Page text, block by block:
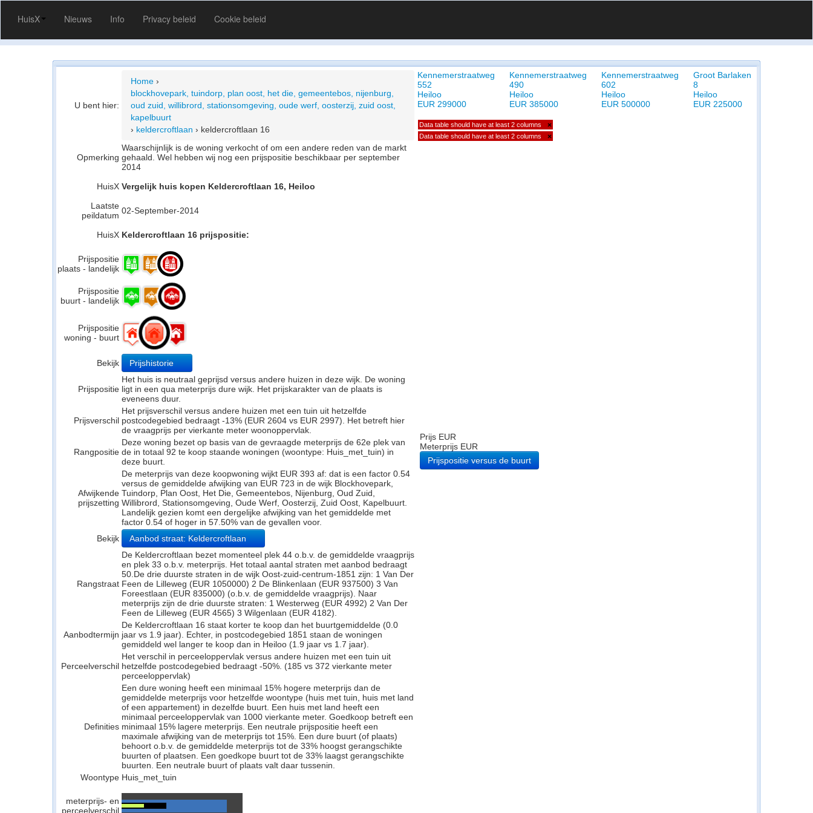
HuisX Nieuws Info Privacy beleid Cookie beleid
U bent hier:
Home ›
blockhovepark, tuindorp, plan oost, het die, gemeentebos, nijenburg,
oud zuid, willibrord, stationsomgeving, oude werf, oosterzij, zuid oost,
kapelbuurt
› keldercroftlaan › keldercroftlaan 16
Opmerking
Waarschijnlijk is de woning verkocht of om een andere reden van de markt
gehaald. Wel hebben wij nog een prijspositie beschikbaar per september
2014
HuisX Vergelijk huis kopen Keldercroftlaan 16, Heiloo
Laatste
peildatum 02-September-2014
HuisX Keldercroftlaan 16 prijspositie:
Prijspositie
plaats - landelijk
Prijspositie
buurt - landelijk
Prijspositie
woning - buurt
Bekijk Prijshistorie
Prijspositie
Het huis is neutraal geprijsd versus andere huizen in deze wijk. De woning
ligt in een qua meterprijs dure wijk. Het prijskarakter van de plaats is
eveneens duur.
Prijsverschil
Het prijsverschil versus andere huizen met een tuin uit hetzelfde
postcodegebied bedraagt -13% (EUR 2604 vs EUR 2997). Het betreft hier
de vraagprijs per vierkante meter woonoppervlak.
Rangpositie
Deze woning bezet op basis van de gevraagde meterprijs de 62e plek van
de in totaal 92 te koop staande woningen (woontype: Huis_met_tuin) in
deze buurt.
Afwijkende
prijszetting
De meterprijs van deze koopwoning wijkt EUR 393 af: dat is een factor 0.54
versus de gemiddelde afwijking van EUR 723 in de wijk Blockhovepark,
Tuindorp, Plan Oost, Het Die, Gemeentebos, Nijenburg, Oud Zuid,
Willibrord, Stationsomgeving, Oude Werf, Oosterzij, Zuid Oost, Kapelbuurt.
Landelijk gezien komt een dergelijke afwijking van het gemiddelde met
factor 0.54 of hoger in 57.50% van de gevallen voor.
Bekijk
Aanbod straat: Keldercroftlaan
Rangstraat
De Keldercroftlaan bezet momenteel plek 44 o.b.v. de gemiddelde vraagprijs
en plek 33 o.b.v. meterprijs. Het totaal aantal straten met aanbod bedraagt
50.De drie duurste straten in de wijk Oost-zuid-centrum-1851 zijn: 1 Van Der
Feen de Lilleweg (EUR 1050000) 2 De Blinkenlaan (EUR 937500) 3 Van
Foreestlaan (EUR 835000) (o.b.v. de gemiddelde vraagprijs). Naar
meterprijs zijn de drie duurste straten: 1 Westerweg (EUR 4992) 2 Van Der
Feen de Lilleweg (EUR 4565) 3 Wilgenlaan (EUR 4182).
Aanbodtermijn
De Keldercroftlaan 16 staat korter te koop dan het buurtgemiddelde (0.0
jaar vs 1.9 jaar). Echter, in postcodegebied 1851 staan de woningen
gemiddeld wel langer te koop dan in Heiloo (1.9 jaar vs 1.7 jaar).
Perceelverschil
Het verschil in perceeloppervlak versus andere huizen met een tuin uit
hetzelfde postcodegebied bedraagt -50%. (185 vs 372 vierkante meter
perceeloppervlak)
Definities
Een dure woning heeft een minimaal 15% hogere meterprijs dan de
gemiddelde meterprijs voor hetzelfde woontype (huis met tuin, huis met land
of een appartement) in dezelfde buurt. Een huis met land heeft een
minimaal perceeloppervlak van 1000 vierkante meter. Goedkoop betreft een
minimaal 15% lagere meterprijs. Een neutrale prijspositie heeft een
maximale afwijking van de meterprijs tot 15%. Een dure buurt (of plaats)
behoort o.b.v. de gemiddelde meterprijs tot de 33% hoogst gerangschikte
buurten of plaatsen. Een goedkope buurt tot de 33% laagst gerangschikte
buurten. Een neutrale buurt of plaats valt daar tussenin.
Woontype Huis_met_tuin
meterprijs- en
perceelverschil
Kennemerstraatweg
552
Heiloo
EUR 299000
Kennemerstraatweg
490
Heiloo
EUR 385000
Kennemerstraatweg
602
Heiloo
EUR 500000
Groot Barlaken
8
Heiloo
EUR 225000
Data table should have at least 2 columns ×
Data table should have at least 2 columns ×
Prijs EUR
Meterprijs EUR
Prijspositie versus de buurt